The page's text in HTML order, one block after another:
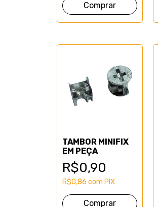
TAMBOR MINIFIX
EM PEÇA
R$0,90
R$0,86 com PIX